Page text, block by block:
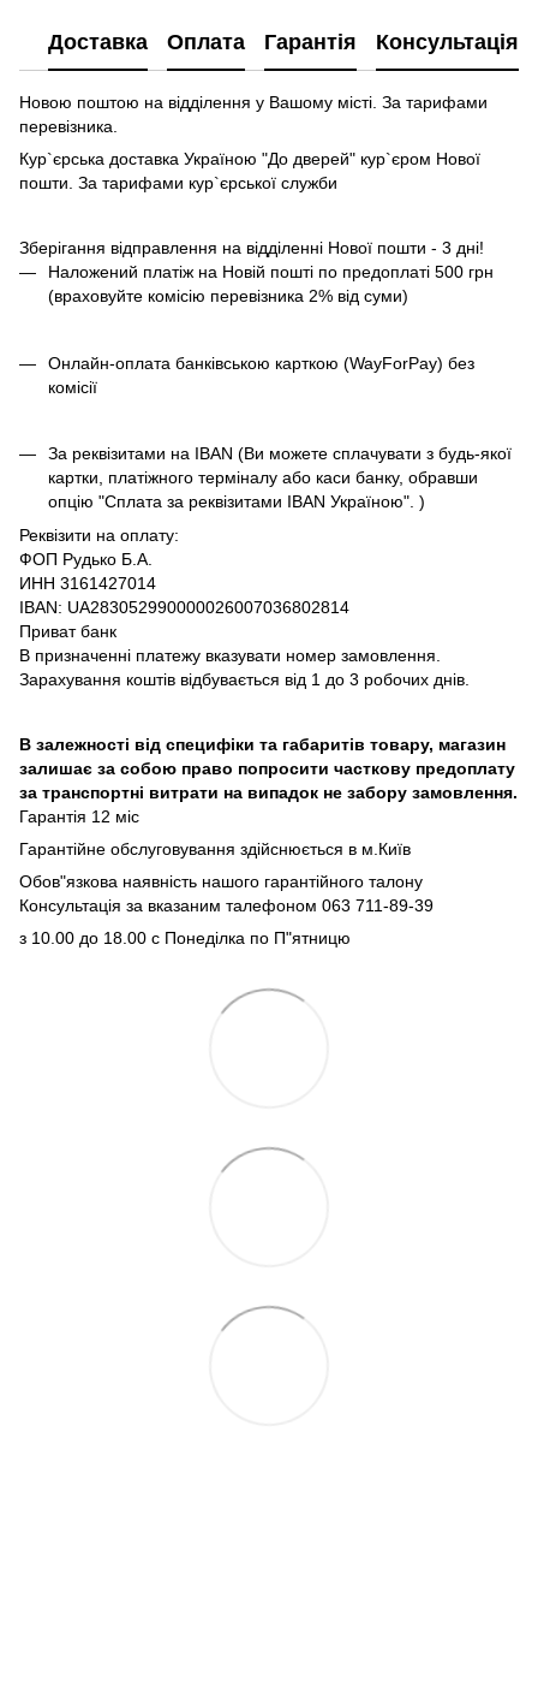
Доставка Оплата Гарантія Консультація
Новою поштою на відділення у Вашому місті. За тарифами
перевізника.
Кур`єрська доставка Україною "До дверей" кур`єром Нової
пошти. За тарифами кур`єрської служби
Зберігання відправлення на відділенні Нової пошти - 3 дні!
Наложений платіж на Новій пошті по предоплаті 500 грн
(враховуйте комісію перевізника 2% від суми)
Онлайн-оплата банківською карткою (WayForPay) без
комісії
За реквізитами на IBAN (Ви можете сплачувати з будь-якої
картки, платіжного терміналу або каси банку, обравши
опцію "Сплата за реквізитами IBAN Україною". )
Реквізити на оплату:
ФОП Рудько Б.А.
ИНН 3161427014
IBAN: UA283052990000026007036802814
Приват банк
В призначенні платежу вказувати номер замовлення.
Зарахування коштів відбувається від 1 до 3 робочих днів.
В залежності від специфіки та габаритів товару, магазин
залишає за собою право попросити часткову предоплату
за транспортні витрати на випадок не забору замовлення.
Гарантія 12 міс
Гарантійне обслуговування здійснюється в м.Київ
Обов"язкова наявність нашого гарантійного талону
Консультація за вказаним талефоном 063 711-89-39
з 10.00 до 18.00 с Понеділка по П"ятницю